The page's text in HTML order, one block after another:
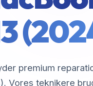
premium
Vores teknikere